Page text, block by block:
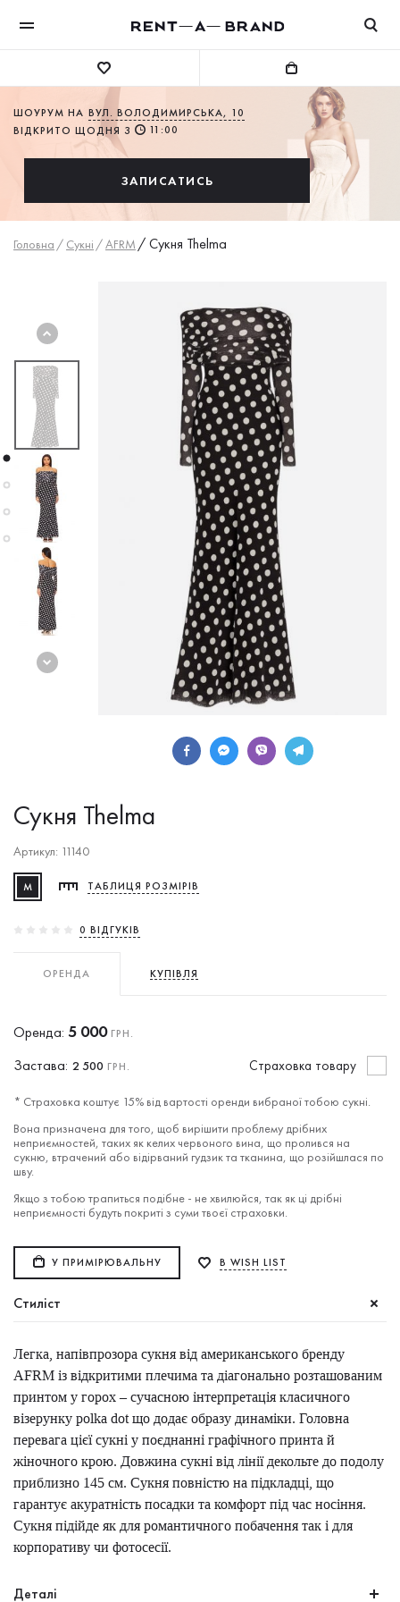
ШОУРУМ НА ВУЛ. ВОЛОДИМИРСЬКА, 10
ВІДКРИТО ЩОДНЯ З
11:00
ЗАПИСАТИСЬ
Головна / Сукнi /AFRM /Сукня Thelma
Сукня Thelma
Артикул: 11140
M ТАБЛИЦЯ РОЗМІРІВ
0 ВIДГУКIВ
ОРЕНДА КУПІВЛЯ
Оренда: 5 000ГРН.
Застава: 2 500 ГРН. Cтраховка товару
* Страховка коштує 15% від вартості оренди вибраної тобою сукні.
Вона призначена для того, щоб вирішити проблему дрібних
неприємностей, таких як келих червоного вина, що пролився на
сукню, втрачений або відірваний гудзик та тканина, що розійшлася по
шву.
Якщо з тобою трапиться подібне - не хвилюйся, так як ці дрібні
неприємності будуть покриті з суми твоєї страховки.
У ПРИМІРЮВАЛЬНУ В WISH LIST
Стиліст
Легка, напівпрозора сукня від американського бренду
AFRM із відкритими плечима та діагонально розташованим
принтом у горох – сучасною інтерпретація класичного
візерунку polka dot що додає образу динаміки. Головна
перевага цієї сукні у поєднанні графічного принта й
жіночного крою. Довжина сукні від лінії декольте до подолу
приблизно 145 см. Сукня повністю на підкладці, що
гарантує акуратність посадки та комфорт під час носіння.
Сукня підійде як для романтичного побачення так і для
корпоративу чи фотосесії.
Деталі